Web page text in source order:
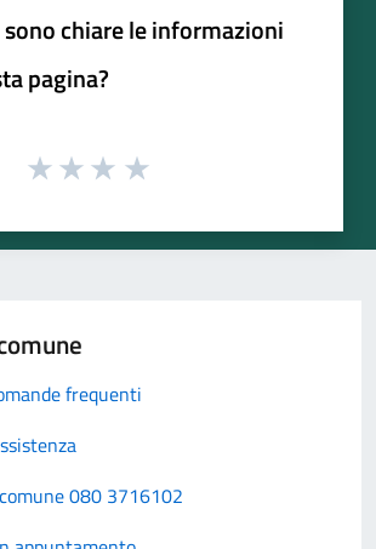
chiare le informazioni
pagina?
frequenti
080 3716102